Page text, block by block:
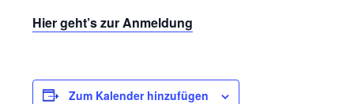
Hier geht’s zur Anmeldung
Zum Kalender hinzufügen